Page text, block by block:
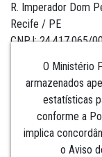
O Ministério
armazenados
estatísticas
conforme a
implica
o Aviso
R. Imperador Dom
Recife / PE
CNPJ: 24.417.065/
Institucional
Comunicação